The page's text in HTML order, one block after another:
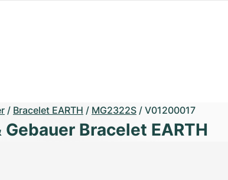
/ Bracelet EARTH / MG2322S / V01200017
Gebauer Bracelet EARTH